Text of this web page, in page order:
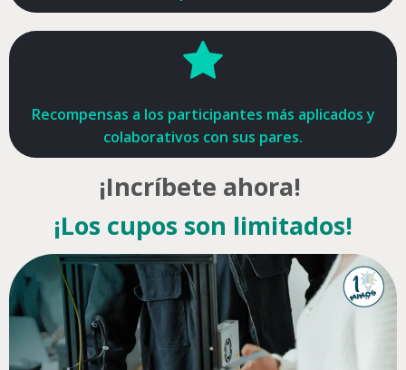
Recompensas a los participantes más aplicados y
colaborativos con sus pares.
¡Incríbete ahora!
¡Los cupos son limitados!